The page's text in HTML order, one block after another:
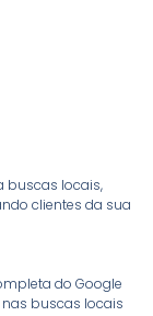
buscas locais,
clientes da sua
do Google
buscas locais